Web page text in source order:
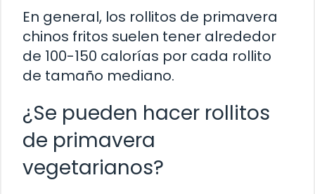
En general, los rollitos de primavera
chinos fritos suelen tener alrededor
de 100-150 calorías por cada rollito
de tamaño mediano.
¿Se pueden hacer rollitos
de primavera
vegetarianos?